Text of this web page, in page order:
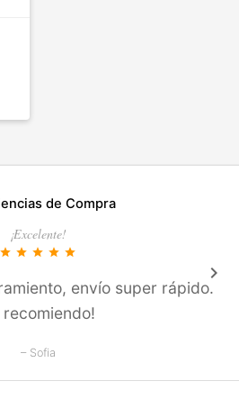
de Compra
¡Excelente!
star star star star star
enví­o super rápido.
recomiendo!
– Sofia
keyboard_arrow_right